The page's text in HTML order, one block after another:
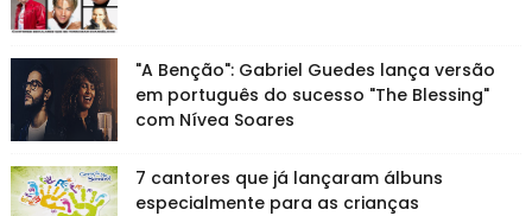
"A Benção": Gabriel Guedes lança versão
em português do sucesso "The Blessing"
com Nívea Soares
7 cantores que já lançaram álbuns
especialmente para as crianças